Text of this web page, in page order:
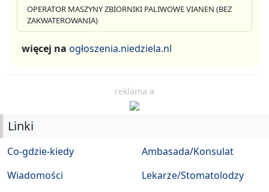
OPERATOR MASZYNY ZBIORNIKI PALIWOWE VIANEN (BEZ
ZAKWATEROWANIA)
więcej na ogłoszenia.niedziela.nl
reklama a
Linki
Co-gdzie-kiedy
Wiadomości
Ambasada/Konsulat
Lekarze/Stomatolodzy